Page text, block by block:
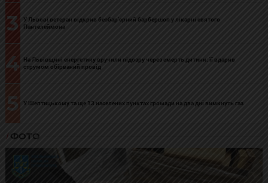
3
У Львові ветеран відкрив безбар’єрний барбершоп у лікарні святого
Пантелеймона
4
На Львівщині енергетику вручили підозру через смерть дитини: її вдарив
струмом обірваний провід
5 У Шептицькому та ще 13 населених пунктах громади на два дні вимкнуть газ
ФОТО